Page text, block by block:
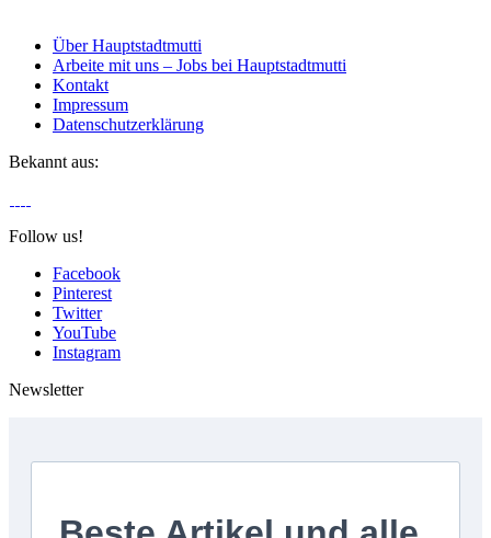
Über Hauptstadtmutti
Arbeite mit uns – Jobs bei Hauptstadtmutti
Kontakt
Impressum
Datenschutzerklärung
Bekannt aus:
Follow us!
Facebook
Pinterest
Twitter
YouTube
Instagram
Newsletter